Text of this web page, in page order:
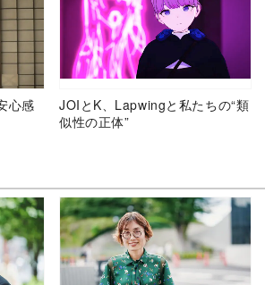
心感
JOIとK、Lapwingと私たちの“類
似性の正体”